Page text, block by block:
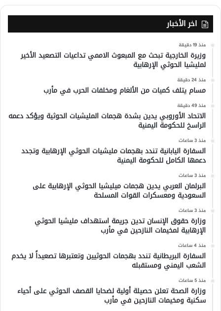
اخر الأخبار
منذ 19 دقيقة
وزيرة الخارجية تبحث مع المبعوث الاممي تداعيات التصعيد الأخير
لمليشيا الحوثي الإرهابية
منذ 24 دقيقة
مسام يتلف كميات من الألغام ومخلفات الحرب في مأرب
منذ 49 دقيقة
الاتحاد الأوروبي يدين بشدة هجمات المليشيات الحوثية ويؤكد دعمه
الراسخ للحكومة اليمنية
منذ 3 ساعات
السفارة اليابانية تندد بهجمات مليشيات الحوثي الإرهابية وتجدد
دعمها الكامل للحكومة اليمنية
منذ 3 ساعات
البرلمان العربي يدين هجمات ميليشيا الحوثي الإرهابية على
السعودية ومعسكرات القوات المسلحة
منذ 3 ساعات
وزارة حقوق الإنسان تدين جريمة استهداف مليشيا الحوثي
الإرهابية لمخيمات النازحين في مأرب
منذ 4 ساعات
السفارة البريطانية تندد بهجمات الحوثيين وتعتبرها تصعيداً لا يخدم
الشعب اليمني ومستقبله
منذ 5 ساعات
وزارة الصحة تعلن حصيلة أولية لضحايا القصف الحوثي على أحياء
سكنية ومخيمات النازحين في مأرب